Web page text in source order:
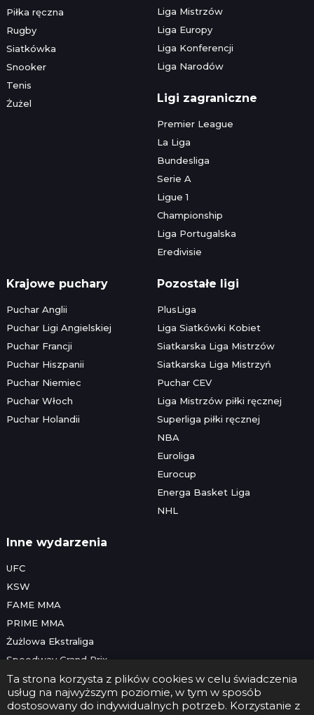
Ta strona korzysta z plików cookies w celu świadczenia
usług na najwyższym poziomie, w tym w sposób
dostosowany do indywidualnych potrzeb. Korzystanie z
Piłka ręczna
Rugby
Siatkówka
Snooker
Tenis
Żużel
Liga Mistrzów
Liga Europy
Liga Konferencji
Liga Narodów
Ligi zagraniczne
Premier League
La Liga
Bundesliga
Serie A
Ligue 1
Championship
Liga Portugalska
Eredivisie
Krajowe puchary
Puchar Anglii
Puchar Ligi Angielskiej
Puchar Francji
Puchar Hiszpanii
Puchar Niemiec
Puchar Włoch
Puchar Holandii
Pozostałe ligi
PlusLiga
Liga Siatkówki Kobiet
Siatkarska Liga Mistrzów
Siatkarska Liga Mistrzyń
Puchar CEV
Liga Mistrzów piłki ręcznej
Superliga piłki ręcznej
NBA
Euroliga
Eurocup
Energa Basket Liga
NHL
Inne wydarzenia
UFC
KSW
FAME MMA
PRIME MMA
Żużlowa Ekstraliga
Speedway Grand Prix
Skoki narciarskie